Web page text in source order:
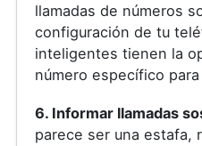
llamadas de números
configuración de tu
inteligentes tienen la
número específico
6. Informar llamadas
parece ser una estafa,